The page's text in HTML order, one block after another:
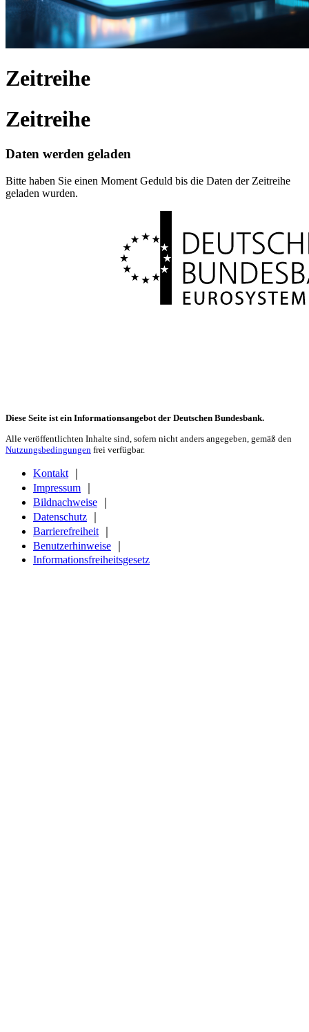
Zeitreihe
Zeitreihe
Daten werden geladen
Bitte haben Sie einen Moment Geduld bis die Daten der Zeitreihe
geladen wurden.
Diese Seite ist ein Informationsangebot der Deutschen Bundesbank.
Alle veröffentlichten Inhalte sind, sofern nicht anders angegeben, gemäß den
Nutzungsbedingungen frei verfügbar.
Kontakt
Impressum
Bildnachweise
Datenschutz
Barrierefreiheit
Benutzerhinweise
Informationsfreiheitsgesetz